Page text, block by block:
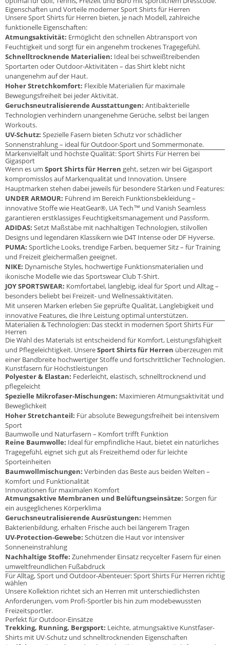
Eigenschaften und Vorteile moderner Sport Shirts für Herren
Unsere Sport Shirts für Herren bieten, je nach Modell, zahlreiche
funktionelle Eigenschaften:
Atmungsaktivität: Ermöglicht den schnellen Abtransport von
Feuchtigkeit und sorgt für ein angenehm trockenes Tragegefühl.
Schnelltrocknende Materialien: Ideal bei schweißtreibenden
Sportarten oder Outdoor-Aktivitäten – das Shirt klebt nicht
unangenehm auf der Haut.
Hoher Stretchkomfort: Flexible Materialien für maximale
Bewegungsfreiheit bei jeder Aktivität.
Geruchsneutralisierende Ausstattungen: Antibakterielle
Technologien verhindern unangenehme Gerüche, selbst bei langen
Workouts.
UV-Schutz: Spezielle Fasern bieten Schutz vor schädlicher
Sonnenstrahlung – ideal für Outdoor-Sport und Sommermonate.
Markenvielfalt und höchste Qualität: Sport Shirts Für Herren bei
Gigasport
Wenn es um Sport Shirts für Herren geht, setzen wir bei Gigasport
kompromisslos auf Markenqualität und Innovation. Unsere
Hauptmarken stehen dabei jeweils für besondere Stärken und Features:
UNDER ARMOUR: Führend im Bereich Funktionsbekleidung –
innovative Stoffe wie HeatGear®, UA Tech™ und Vanish Seamless
garantieren erstklassiges Feuchtigkeitsmanagement und Passform.
ADIDAS: Setzt Maßstäbe mit nachhaltigen Technologien, stilvollen
Designs und legendären Klassikern wie D4T Intense oder DF Hyverse.
PUMA: Sportliche Looks, trendige Farben, bequemer Sitz – für Training
und Freizeit gleichermaßen geeignet.
NIKE: Dynamische Styles, hochwertige Funktionsmaterialien und
ikonische Modelle wie das Sportswear Club T-Shirt.
JOY SPORTSWEAR: Komfortabel, langlebig, ideal für Sport und Alltag –
besonders beliebt bei Freizeit- und Wellnessaktivitäten.
Mit unseren Marken erleben Sie geprüfte Qualität, Langlebigkeit und
innovative Features, die Ihre Leistung optimal unterstützen.
Materialien & Technologien: Das steckt in modernen Sport Shirts Für
Herren
Die Wahl des Materials ist entscheidend für Komfort, Leistungsfähigkeit
und Pflegeleichtigkeit. UnsereSport Shirts für Herren überzeugen mit
einer Bandbreite hochwertiger Stoffe und fortschrittlicher Technologien.
Kunstfasern für Höchstleistungen
Polyester & Elastan: Federleicht, elastisch, schnelltrocknend und
pflegeleicht
Spezielle Mikrofaser-Mischungen: Maximieren Atmungsaktivität und
Beweglichkeit
Hoher Stretchanteil: Für absolute Bewegungsfreiheit bei intensivem
Sport
Baumwolle und Naturfasern – Komfort trifft Funktion
Reine Baumwolle: Ideal für empfindliche Haut, bietet ein natürliches
Tragegefühl, eignet sich gut als Freizeithemd oder für leichte
Sporteinheiten
Baumwollmischungen: Verbinden das Beste aus beiden Welten –
Komfort und Funktionalität
Innovationen für maximalen Komfort
Atmungsaktive Membranen und Belüftungseinsätze: Sorgen für
ein ausgeglichenes Körperklima
Geruchsneutralisierende Ausrüstungen: Hemmen
Bakterienbildung, erhalten Frische auch bei längerem Tragen
UV-Protection-Gewebe: Schützen die Haut vor intensiver
Sonneneinstrahlung
Nachhaltige Stoffe: Zunehmender Einsatz recycelter Fasern für einen
umweltfreundlichen Fußabdruck
Für Alltag, Sport und Outdoor-Abenteuer: Sport Shirts Für Herren richtig
wählen
Unsere Kollektion richtet sich an Herren mit unterschiedlichsten
Anforderungen, vom Profi-Sportler bis hin zum modebewussten
Freizeitsportler.
Perfekt für Outdoor-Einsätze
Trekking, Running, Bergsport: Leichte, atmungsaktive Kunstfaser-
Shirts mit UV-Schutz und schnelltrocknenden Eigenschaften